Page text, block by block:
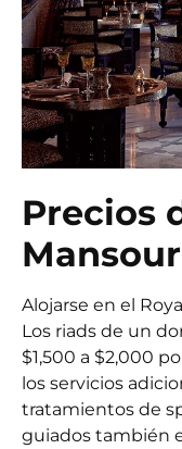
Precios
Alojarse en el
Los riads de un
$1,500 a $2,000
los servicios
tratamientos de
guiados también